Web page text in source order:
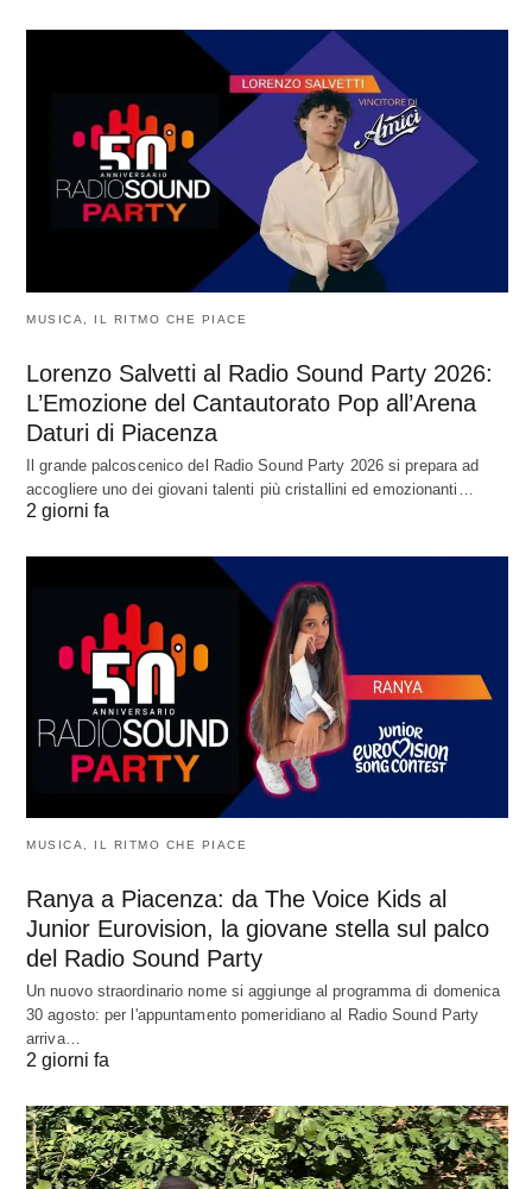
MUSICA, IL RITMO CHE PIACE
Lorenzo Salvetti al Radio Sound Party 2026:
L’Emozione del Cantautorato Pop all’Arena
Daturi di Piacenza
Il grande palcoscenico del Radio Sound Party 2026 si prepara ad
accogliere uno dei giovani talenti più cristallini ed emozionanti…
2 giorni fa
MUSICA, IL RITMO CHE PIACE
Ranya a Piacenza: da The Voice Kids al
Junior Eurovision, la giovane stella sul palco
del Radio Sound Party
Un nuovo straordinario nome si aggiunge al programma di domenica
30 agosto: per l'appuntamento pomeridiano al Radio Sound Party
arriva…
2 giorni fa